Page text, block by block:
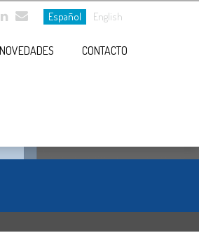
Español English
NOVEDADES CONTACTO